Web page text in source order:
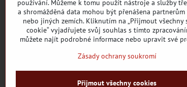
Sobota: vždy první sobotu v měsíci 9 -13
používání. Můžeme k tomu použít nástroje a služby
a shromážděná data mohou být přenášena partnerům
nebo jiných zemích. Kliknutím na „Přijmout všechny
cookie“ vyjadřujete svůj souhlas s tímto
můžete najít podrobné informace nebo upravit své
Zásady ochrany soukromí
Přijmout všechny cookies